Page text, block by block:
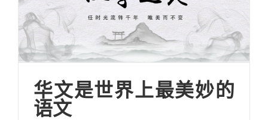
华文是世界上最美妙的
语文